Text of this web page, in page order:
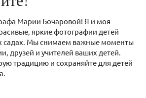
Марии Бочаровой! Я и моя
яркие фотографии детей
садах. Мы снимаем важные моменты
друзей и учителей ваших детей.
традицию и сохраняйте для детей